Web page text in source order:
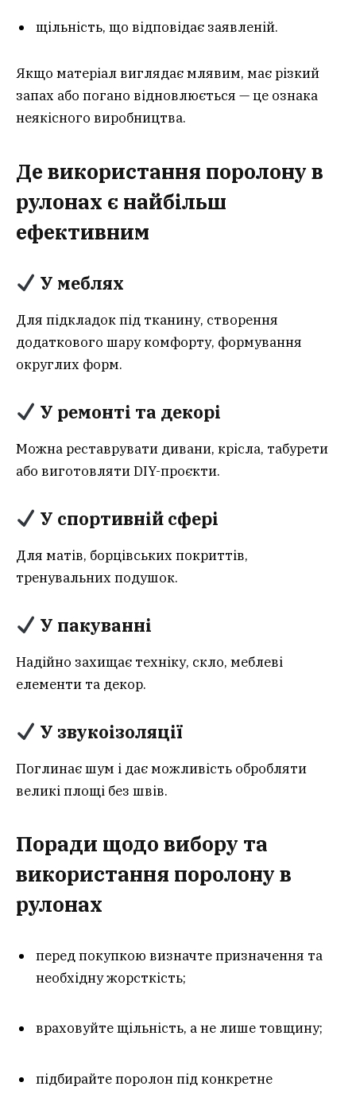
щільність, що відповідає заявленій.
Якщо матеріал виглядає млявим, має різкий
запах або погано відновлюється — це ознака
неякісного виробництва.
Де використання поролону в
рулонах є найбільш
ефективним
У меблях
Для підкладок під тканину, створення
додаткового шару комфорту, формування
округлих форм.
У ремонті та декорі
Можна реставрувати дивани, крісла, табурети
або виготовляти DIY-проєкти.
У спортивній сфері
Для матів, борцівських покриттів,
тренувальних подушок.
У пакуванні
Надійно захищає техніку, скло, меблеві
елементи та декор.
У звукоізоляції
Поглинає шум і дає можливість обробляти
великі площі без швів.
Поради щодо вибору та
використання поролону в
рулонах
перед покупкою визначте призначення та
необхідну жорсткість;
враховуйте щільність, а не лише товщину;
підбирайте поролон під конкретне